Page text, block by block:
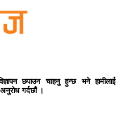
छपाउन चाहनु हुन्छ भने हामीलाई
गर्दछौं ।